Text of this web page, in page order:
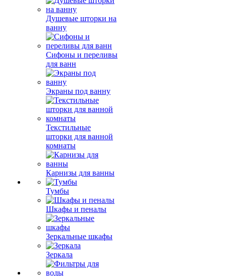
Душевые шторки на
ванну
Сифоны и переливы
для ванн
Экраны под ванну
Текстильные
шторки для ванной
комнаты
Карнизы для ванны
Тумбы
Шкафы и пеналы
Зеркальные шкафы
Зеркала